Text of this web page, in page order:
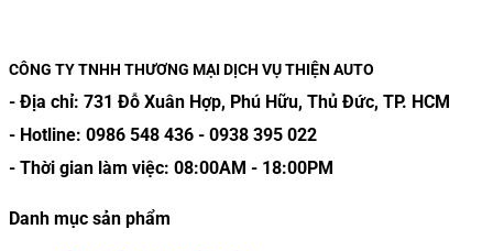
CÔNG TY TNHH THƯƠNG MẠI DỊCH VỤ THIỆN AUTO
- Địa chỉ: 731 Đỗ Xuân Hợp, Phú Hữu, Thủ Đức, TP. HCM
- Hotline: 0986 548 436 - 0938 395 022
- Thời gian làm việc: 08:00AM - 18:00PM
Danh mục sản phẩm